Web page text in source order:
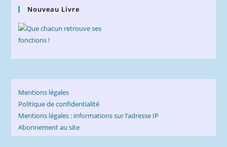
Nouveau Livre
Mentions légales
Politique de confidentialité
Mentions légales : informations sur l’adresse IP
Abonnement au site